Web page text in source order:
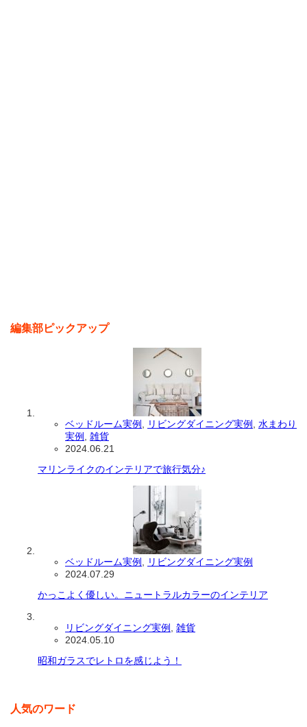
編集部ピックアップ
ベッドルーム実例 リビングダイニング実例 水まわり
実例 雑貨
2024.06.21
マリンライクのインテリアで旅行気分♪
ベッドルーム実例
リビングダイニング実例
2024.07.29
かっこよく優しい。ニュートラルカラーのインテリア
リビングダイニング実例 雑貨
2024.05.10
昭和ガラスでレトロを感じよう！
人気のワード